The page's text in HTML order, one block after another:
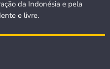
da Indonésia e pela
e livre.